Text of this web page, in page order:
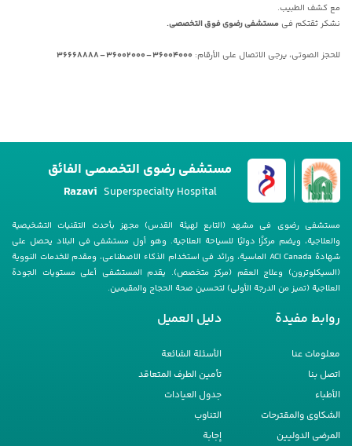
مع کشف الطبیب.
نشکر ثقتکم فی مستشفى رضوی فوق التخصصی.
للحجز الصوتی، یرجى الاتصال على الأرقام: 36004000 – 36002000 – 36668888
مستشفى رضوي التخصصي الفائق
Razavi Superspecialty Hospital
مستشفى رضوی فی مشهد (التابع لهیئة القدس) مجهز بأحدث التقنیات التشخیصیة
والعلاجیة، ویضم مرکزًا دولیًا للسیاحة العلاجیة. وهو أول مستشفى فی البلاد یحصل على
شهادة ACI Canada الماسیة، ورائد فی استخدام الذکاء الاصطناعی، ومقدم للخدمات النوویة
(السیکلوترون) وعلاج العقم (مرکز متخصص). یقدم المستشفى أعلى مستویات الجودة
العلاجیة (تمیز من الدرجة الأولى) لتحسین صحة الحجاج والمقیمین.
روابط مفيدة
معلومات عنا
اتصل بنا
الأطباء
الشکاوى والمقترحات
المرضى الدولیین
دليل العمیل
الأسئلة الشائعة
تأمین الطرف المتعاقد
جدول العیادات
التناوب
إجابة